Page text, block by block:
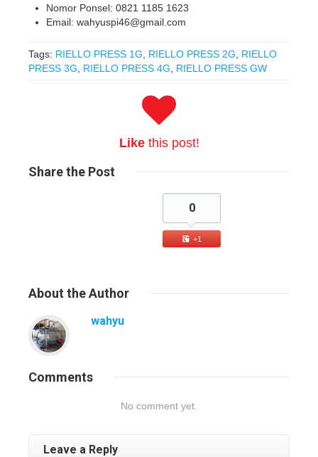
Nomor Ponsel: 0821 1185 1623
Email: wahyuspi46@gmail.com
Tags: RIELLO PRESS 1G RIELLO PRESS 2G
RIELLO
PRESS 3G
RIELLO PRESS 4G RIELLO PRESS GW
Likethis post!
Sharethe Post
0
+1
About the Author
wahyu
Comments
No comment yet.
Leave a Reply